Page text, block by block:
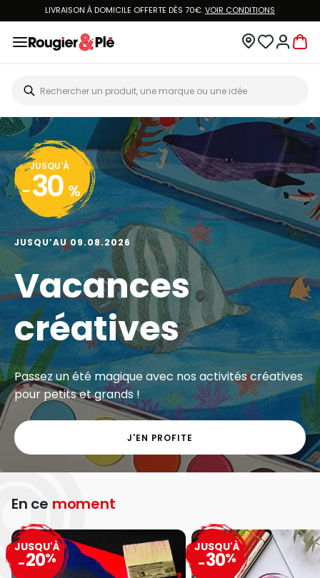
LIVRAISON À DOMICILE OFFERTE DÈS 70€.VOIR CONDITIONS
JUSQU'À
- 30 %
JUSQU’AU 09.08.2026
Vacances
créatives
Passez un été magique avec nos activités créatives
pour petits et grands !
J'EN PROFITE
En ce moment
JUSQU'À
-20%
JUSQU'À
-30%